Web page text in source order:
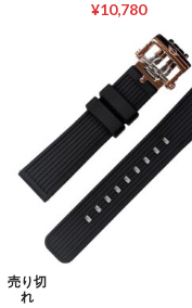
¥10,780
売り切
れ